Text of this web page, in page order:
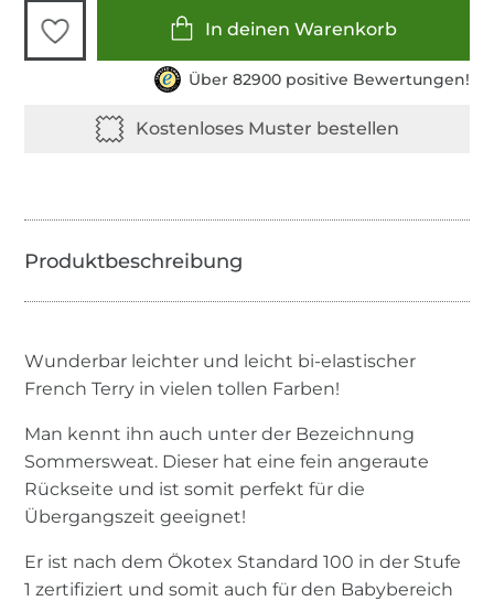
In deinen Warenkorb
Über 82900 positive Bewertungen!
Wunderbar leichter und leicht bi-elastischer
French Terry in vielen tollen Farben!
Man kennt ihn auch unter der Bezeichnung
Sommersweat. Dieser hat eine fein angeraute
Rückseite und ist somit perfekt für die
Übergangszeit geeignet!
Er ist nach dem Ökotex Standard 100 in der Stufe
1 zertifiziert und somit auch für den Babybereich